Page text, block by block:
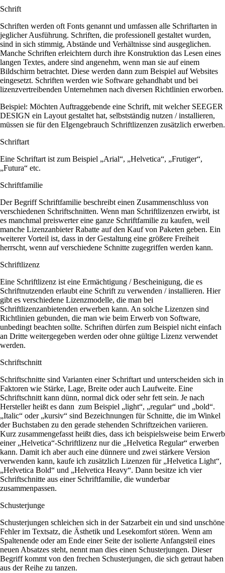
Schrift
Schriften werden oft Fonts genannt und umfassen alle Schriftarten in
jeglicher Ausführung. Schriften, die professionell gestaltet wurden,
sind in sich stimmig, Abstände und Verhältnisse sind ausgeglichen.
Manche Schriften erleichtern durch ihre Konstruktion das Lesen eines
langen Textes, andere sind angenehm, wenn man sie auf einem
Bildschirm betrachtet. Diese werden dann zum Beispiel auf Websites
eingesetzt. Schriften werden wie Software gehandhabt und bei
lizenzvertreibenden Unternehmen nach diversen Richtlinien erworben.
Beispiel: Möchten Auftraggebende eine Schrift, mit welcher SEEGER
DESIGN ein Layout gestaltet hat, selbstständig nutzen / installieren,
müssen sie für den EIgengebrauch Schriftlizenzen zusätzlich erwerben.
Schriftart
Eine Schriftart ist zum Beispiel „Arial“, „Helvetica“, „Frutiger“,
„Futura“ etc.
Schriftfamilie
Der Begriff Schriftfamilie beschreibt einen Zusammenschluss von
verschiedenen Schriftschnitten. Wenn man Schriftlizenzen erwirbt, ist
es manchmal preiswerter eine ganze Schriftfamilie zu kaufen, weil
manche Lizenzanbieter Rabatte auf den Kauf von Paketen geben. Ein
weiterer Vorteil ist, dass in der Gestaltung eine größere Freiheit
herrscht, wenn auf verschiedene Schnitte zugegriffen werden kann.
Schriftlizenz
Eine Schriftlizenz ist eine Ermächtigung / Bescheinigung, die es
Schriftnutzenden erlaubt eine Schrift zu verwenden / installieren. Hier
gibt es verschiedene Lizenzmodelle, die man bei
Schriftlizenzanbietenden erwerben kann. An solche Lizenzen sind
Richtlinien gebunden, die man wie beim Erwerb von Software,
unbedingt beachten sollte. Schriften dürfen zum Beispiel nicht einfach
an Dritte weitergegeben werden oder ohne gültige Lizenz verwendet
werden.
Schriftschnitt
Schriftschnitte sind Varianten einer Schriftart und unterscheiden sich in
Faktoren wie Stärke, Lage, Breite oder auch Laufweite. Eine
Schriftschnitt kann dünn, normal dick oder sehr fett sein. Je nach
Hersteller heißt es dann zum Beispiel „light“, „regular“ und „bold“.
„Italic“ oder „kursiv“ sind Bezeichnungen für Schnitte, die im Winkel
der Buchstaben zu den gerade stehenden Schriftzeichen variieren.
Kurz zusammengefasst heißt dies, dass ich beispielsweise beim Erwerb
einer „Helvetica“-Schriftlizenz nur die „Helvetica Regular“ erwerben
kann. Damit ich aber auch eine dünnere und zwei stärkere Version
verwenden kann, kaufe ich zusätzlich Lizenzen für „Helvetica Light“,
„Helvetica Bold“ und „Helvetica Heavy“. Dann besitze ich vier
Schriftschnitte aus einer Schriftfamilie, die wunderbar
zusammenpassen.
Schusterjunge
Schusterjungen schleichen sich in der Satzarbeit ein und sind unschöne
Fehler im Textsatz, die Ästhetik und Lesekomfort stören. Wenn am
Spaltenende oder am Ende einer Seite der isolierte Anfangsteil eines
neuen Absatzes steht, nennt man dies einen Schusterjungen. Dieser
Begriff kommt von den frechen Schusterjungen, die sich getraut haben
aus der Reihe zu tanzen.